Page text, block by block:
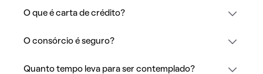
O que é carta de crédito?
O consórcio é seguro?
Quanto tempo leva para ser contemplado?